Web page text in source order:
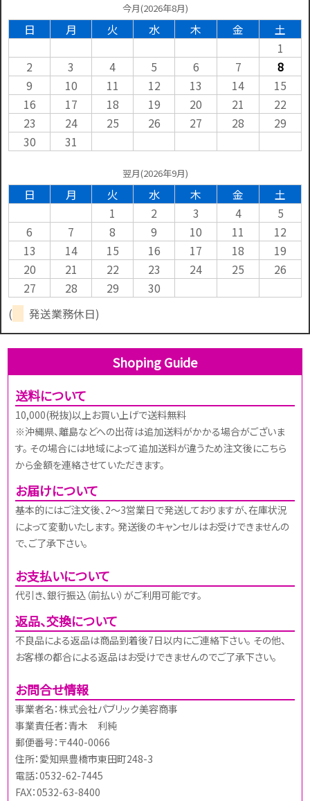
今月(2026年8月)
日 月 火 水 木 金
土
1
2
3 4 5 6 7
8
9
10 11 12 13 14
15
16
17 18 19 20 21
22
23
24 25 26 27 28
29
30
31
翌月(2026年9月)
日 月 火 水 木 金
土
1
2 3 4
5
6
7 8 9 10 11
12
13
14 15 16 17 18
19
20
21 22 23 24 25
26
27
28 29
30
(
発送業務休日)
Shoping Guide
送料について
10,000(税抜)以上お買い上げで送料無料
※沖縄県、離島などへの出荷は追加送料がかかる場合がございま
す。 その場合には地域によって追加送料が違うため注文後にこちら
から金額を連絡させていただきます。
お届けについて
基本的にはご注文後、2～3営業日で発送しておりますが、在庫状況
によって変動いたします。 発送後のキャンセルはお受けできませんの
で、ご了承下さい。
お支払いについて
代引き、銀行振込（前払い）がご利用可能です。
返品、交換について
不良品による返品は商品到着後7日以内にご連絡下さい。 その他、
お客様の都合による返品はお受けできませんのでご了承下さい。
お問合せ情報
事業者名：株式会社パブリック美容商事
事業責任者：青木 利純
郵便番号：〒440-0066
住所：愛知県豊橋市東田町248-3
電話：0532-62-7445
FAX：0532-63-8400